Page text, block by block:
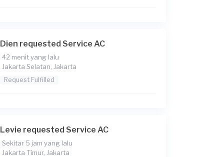
Dien requested Service AC
42 menit yang lalu
Jakarta Selatan, Jakarta
Request Fulfilled
Levie requested Service AC
Sekitar 5 jam yang lalu
Jakarta Timur, Jakarta